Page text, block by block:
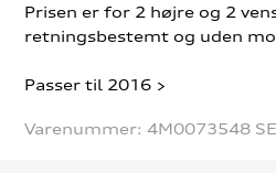
Prisen er for 2 højre og 2
retningsbestemt og uden
Passer til 2016 >
Varenummer:4M0073548